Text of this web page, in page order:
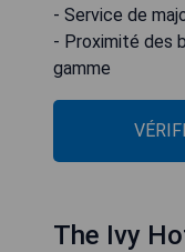
- Service de
- Proximité des
gamme
The Ivy